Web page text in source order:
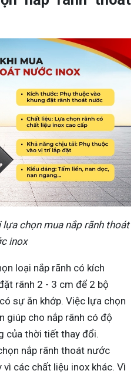
chọn mua nắp rãnh thoát
inox
loại nắp rãnh có kích
rãnh 2 - 3 cm để 2 bộ
sự ăn khớp. Việc lựa chọn
giúp cho nắp rãnh có độ
của thời tiết thay đổi.
nắp rãnh thoát nước
các chất liệu inox khác. Vì